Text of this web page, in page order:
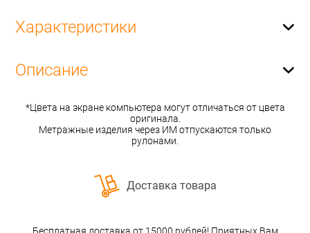
Характеристики
Описание
*Цвета на экране компьютера могут отличаться от цвета
оригинала.
Метражные изделия через ИМ отпускаются только
рулонами.
Доставка товара